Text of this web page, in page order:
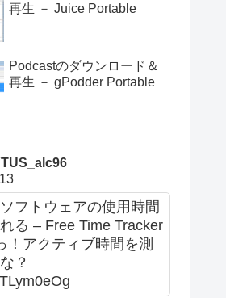
再生 － Juice Portable
Podcastのダウンロード＆
再生 － gPodder Portable
フトウェアの使用時間
る – Free Time Tracker
！アクティブ時間を測
？